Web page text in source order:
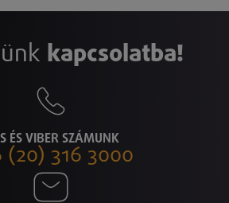
kapcsolatba!
ÉS VIBER SZÁMUNK
(20) 316 3000